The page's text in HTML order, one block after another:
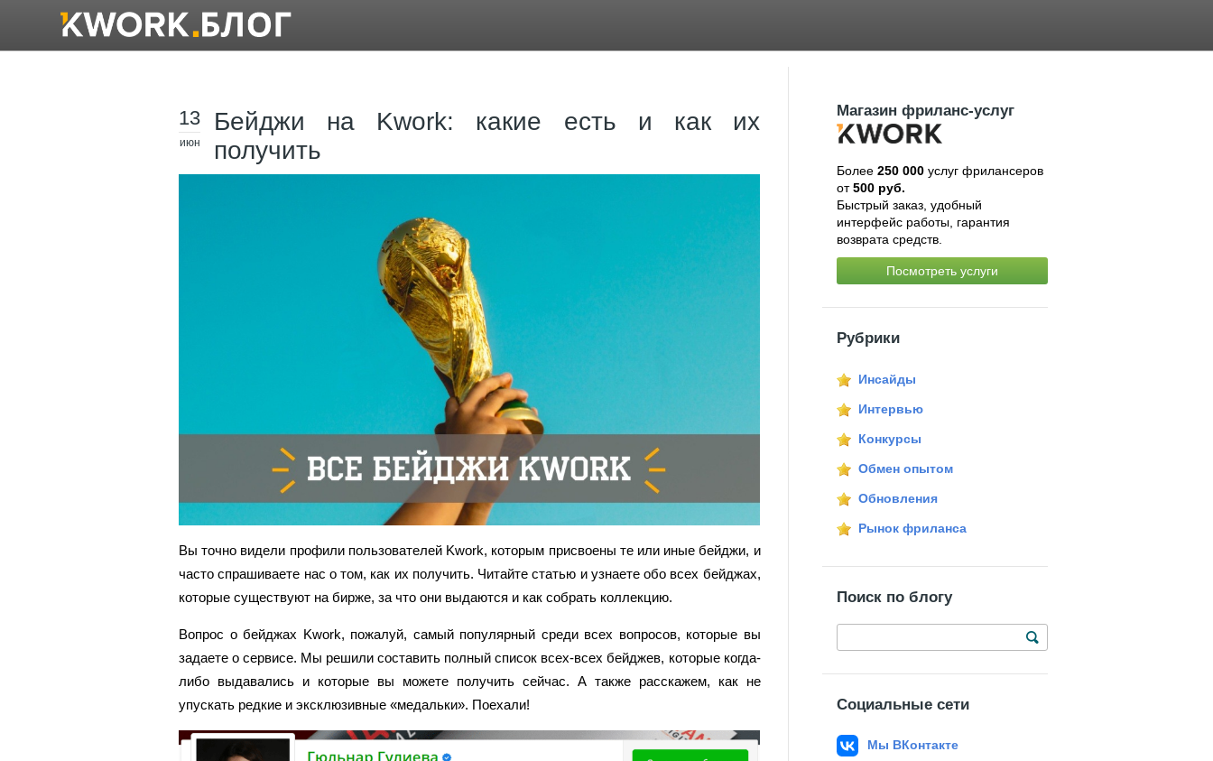
13
июн
Бейджи на Kwork: какие есть и как их
получить
Вы точно видели профили пользователей Kwork, которым присвоены те или иные бейджи, и
часто спрашиваете нас о том, как их получить. Читайте статью и узнаете обо всех бейджах,
которые существуют на бирже, за что они выдаются и как собрать коллекцию.
Вопрос о бейджах Kwork, пожалуй, самый популярный среди всех вопросов, которые вы
задаете о сервисе. Мы решили составить полный список всех-всех бейджев, которые когда-
либо выдавались и которые вы можете получить сейчас. А также расскажем, как не
упускать редкие и эксклюзивные «медальки». Поехали!
Магазин фриланс-услуг
Более 250 000услуг фрилансеров
от500 руб.
Быстрый заказ, удобный
интерфейс работы, гарантия
возврата средств.
Посмотреть услуги
Рубрики
Инсайды
Интервью
Конкурсы
Обмен опытом
Обновления
Рынок фриланса
Поиск по блогу
Социальные сети
Мы ВКонтакте